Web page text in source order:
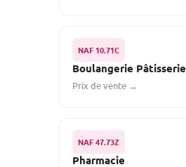
NAF 10.71C
Boulangerie Pâtisserie
Prix de vente →
NAF 47.73Z
Pharmacie